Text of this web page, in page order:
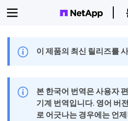
이 제품의 최신 릴리즈를
본 한국어 번역은 사용자
기계 번역입니다. 영어 버
로 어긋나는 경우에는 언